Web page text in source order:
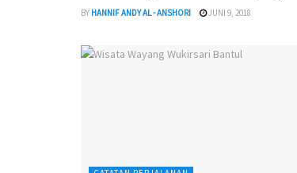
BY HANNIF ANDY AL - ANSHORI JUNI 9, 2018